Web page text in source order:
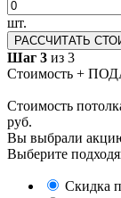
шт.
РАССЧИТАТЬ
Шаг 3 из 3
Стоимость +
Стоимость
руб.
Вы выбрали
Выберите
Скидка